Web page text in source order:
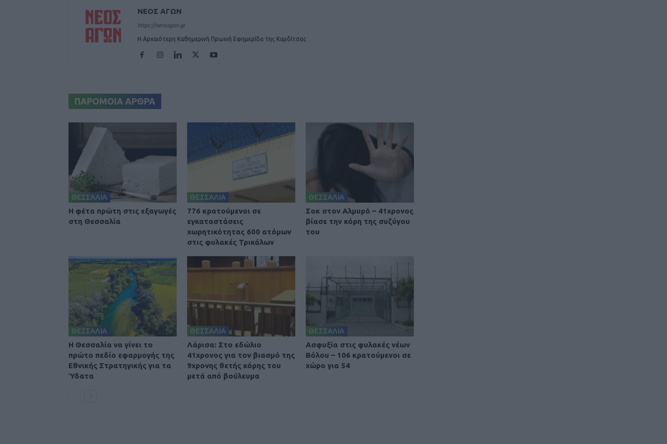
ΝΕΟΣ ΑΓΩΝ
https://neosagon.gr
Η Αρχαιότερη Καθημερινή Πρωινή Εφημερίδα της Καρδίτσας
ΠΑΡΟΜΟΙΑ ΑΡΘΡΑ
ΘΕΣΣΑΛΙΑ
Η φέτα πρώτη στις εξαγωγές
στη Θεσσαλία
ΘΕΣΣΑΛΙΑ
776 κρατούμενοι σε
εγκαταστάσεις
χωρητικότητας 600 ατόμων
στις φυλακές Τρικάλων
ΘΕΣΣΑΛΙΑ
Σοκ στον Αλμυρό – 41χρονος
βίασε την κόρη της συζύγου
του
ΘΕΣΣΑΛΙΑ
Η Θεσσαλία να γίνει το
πρώτο πεδίο εφαρμογής της
Εθνικής Στρατηγικής για τα
Ύδατα
ΘΕΣΣΑΛΙΑ
Λάρισα: Στο εδώλιο
41χρονος για τον βιασμό της
9χρονης θετής κόρης του
μετά από βούλευμα
ΘΕΣΣΑΛΙΑ
Ασφυξία στις φυλακές νέων
Βόλου – 106 κρατούμενοι σε
χώρο για 54